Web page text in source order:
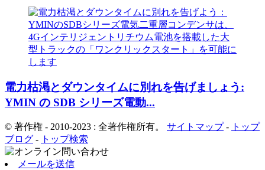
電力枯渇とダウンタイムに別れを告げましょう:
YMIN の SDB シリーズ電動...
© 著作権 - 2010-2023 : 全著作権所有。 サイトマップ- トップ
ブログ - トップ検索
メールを送信